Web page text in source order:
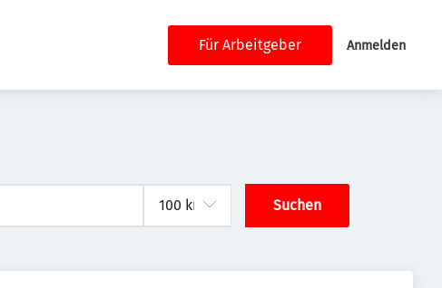
Für Arbeitgeber Anmelden
Suchen